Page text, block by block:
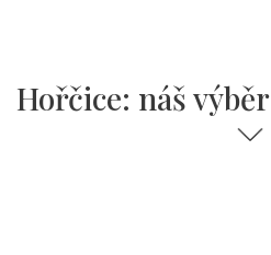
Hořčice: náš výběr